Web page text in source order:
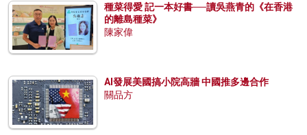
種菜得愛 記一本好書──讀吳燕青的《在香港
的離島種菜》
陳家偉
AI發展美國搞小院高牆 中國推多邊合作
關品方